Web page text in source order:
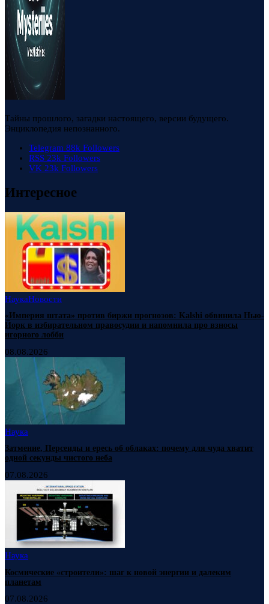
Тайны прошлого, загадки настоящего, версии будущего.
Энциклопедия непознанного.
Telegram 88k Followers
RSS 23k Followers
VK 23k Followers
Интересное
НаукаНовости
«Империя штата» против биржи прогнозов: Kalshi обвинила Нью-
Йорк в избирательном правосудии и напомнила про взносы
игорного лобби
08.08.2026
Наука
Затмение, Персеиды и ересь об облаках: почему для чуда хватит
одной секунды чистого неба
07.08.2026
Наука
Космические «строители»: шаг к новой энергии и далеким
планетам
07.08.2026